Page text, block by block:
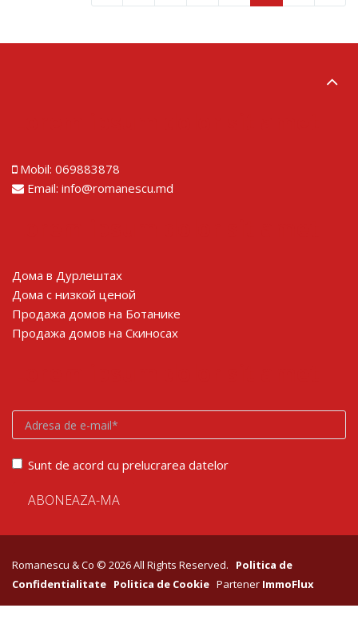
Mobil: 069883878
Email: info@romanescu.md
Дома в Дурлештах
Дома с низкой ценой
Продажа домов на Ботанике
Продажа домов на Скиносах
Sunt de acord cu prelucrarea datelor
Romanescu & Co © 2026 All Rights Reserved. Politica de
Confidentialitate Politica de Cookie Partener ImmoFlux